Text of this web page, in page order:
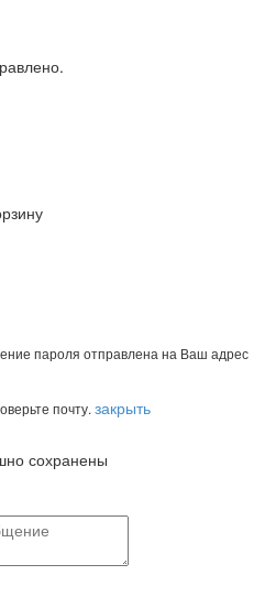
пароля отправлена на Ваш адрес
почту. закрыть
сохранены